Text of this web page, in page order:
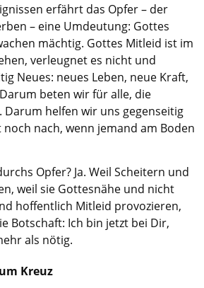
erfährt das Opfer – der
– eine Umdeutung: Gottes
mächtig. Gottes Mitleid ist im
verleugnet es nicht und
Neues: neues Leben, neue Kraft,
beten wir für alle, die
helfen wir uns gegenseitig
nach, wenn jemand am Boden
Opfer? Ja. Weil Scheitern und
weil sie Gottesnähe und nicht
hoffentlich Mitleid provozieren,
Botschaft: Ich bin jetzt bei Dir,
als nötig.
Kreuz